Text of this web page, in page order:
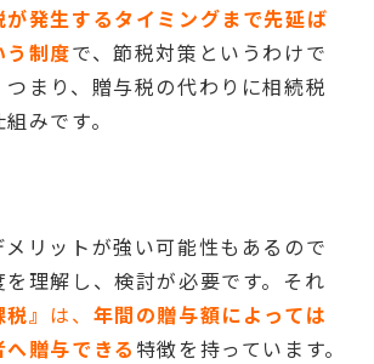
が発生するタイミングまで先延ば
う制度で、節税対策というわけで
つまり、贈与税の代わりに相続税
みです。
メリットが強い可能性もあるので
を理解し、検討が必要です。それ
』 は、 年間の贈与額によっては
贈与できる 特徴を持っています。